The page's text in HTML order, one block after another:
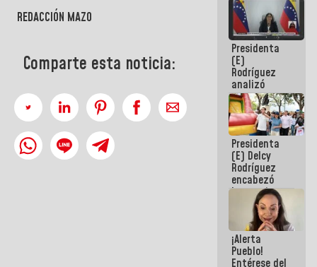
REDACCIÓN MAZO
Comparte esta noticia:
escribir
hazlo hoy
por que no
sabemos si
la semana
que viene
hay
programa
Presidenta
(E)
Rodríguez
analizó
junto a
gobernadores
planes de
recuperación
del Sistema
Eléctrico
Nacional
Presidenta
(E) Delcy
Rodríguez
encabezó
lanzamiento
del Plan
Nacional de
Recreación
Vacacional
¡Alerta
Pueblo!
Entérese del